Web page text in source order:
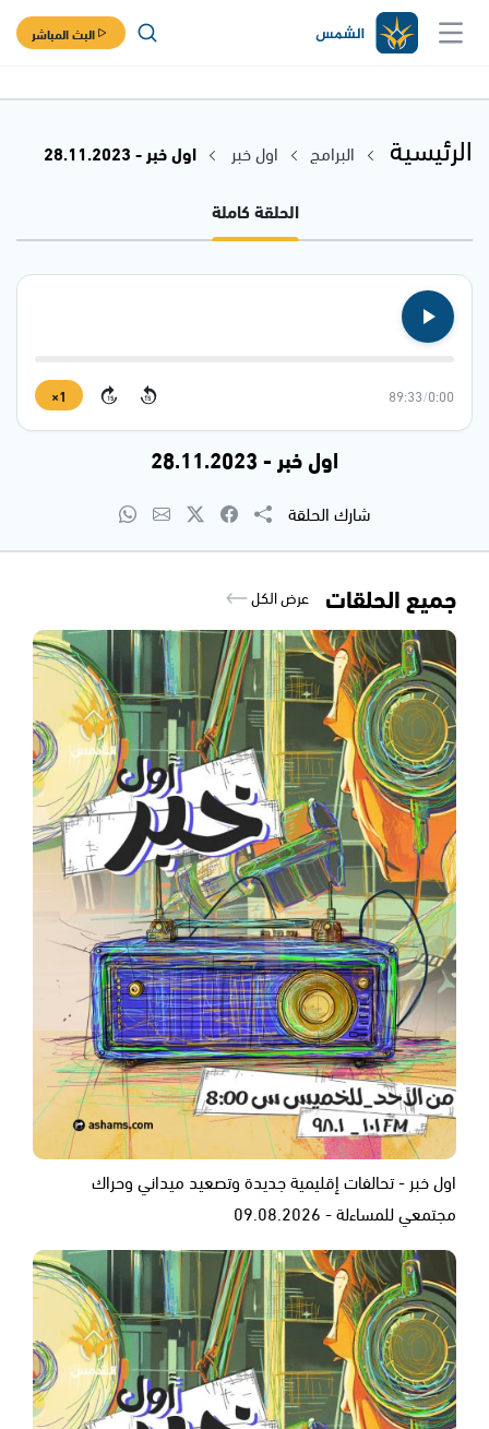
البث المباشر
الرئيسية البرامج اول خبر
اول خبر - 28.11.2023
الحلقة كاملة
0:00
/
89:33
15
15
1×
اول خبر - 28.11.2023
شارك الحلقة
جميع الحلقات عرض الكل
اول خبر - تحالفات إقليمية جديدة وتصعيد ميداني وحراك
مجتمعي للمساءلة - 09.08.2026